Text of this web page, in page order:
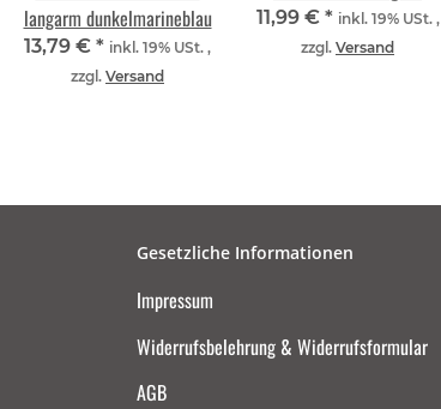
langarm dunkelmarineblau
13,79 € * inkl. 19% USt. ,
zzgl. Versand
11,99 € * inkl. 19% USt. ,
zzgl. Versand
Gesetzliche Informationen
Impressum
Widerrufsbelehrung & Widerrufsformular
AGB